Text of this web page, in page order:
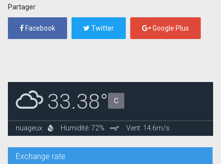
Partager
Facebook Twitter Google Plus
33.38° C
nuageux Humidité: 72% Vent: 14.6m/s
Exchange rate